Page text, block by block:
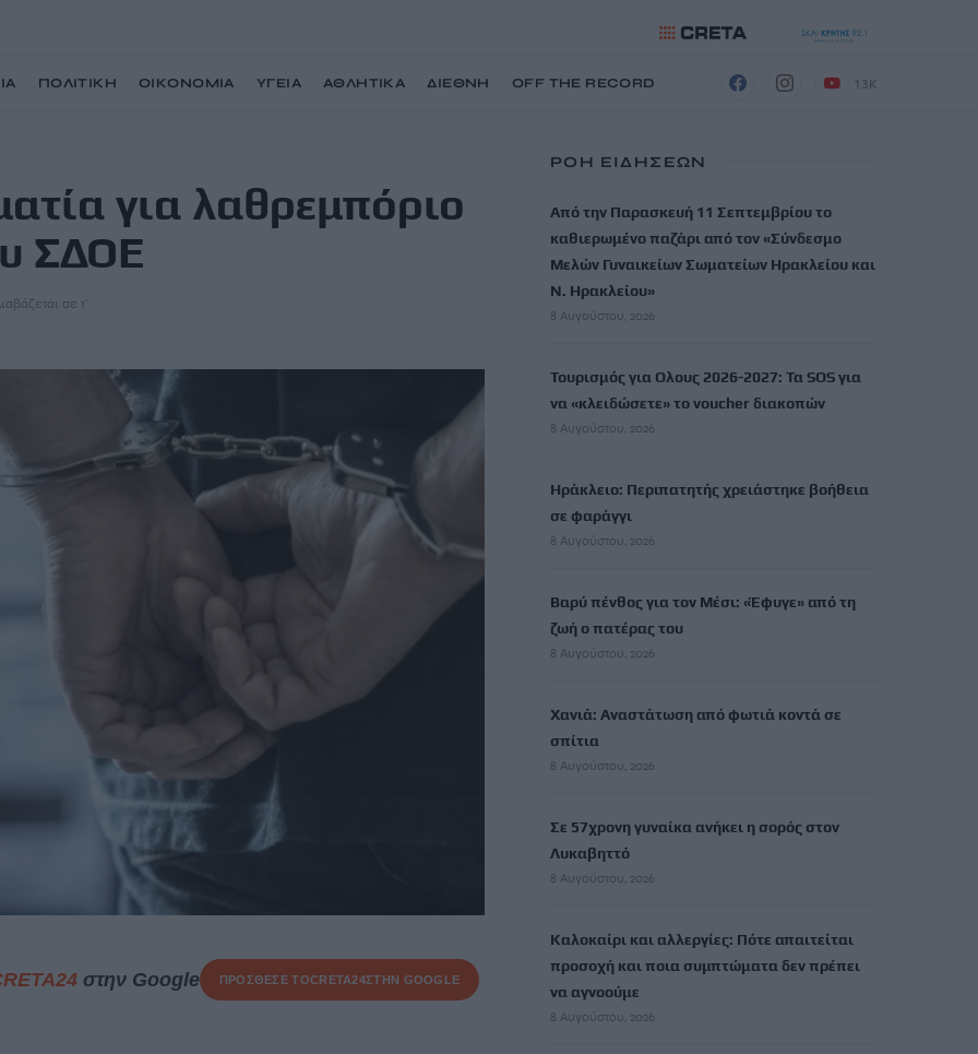
ΠΟΛΙΤΙΚΗ ΟΙΚΟΝΟΜΙΑ ΥΓΕΙΑ ΑΘΛΗΤΙΚΑ ΔΙΕΘΝΗ OFF THE RECORD 13K
από έφοδο του ΣΔΟΕ
για λαθρεμπόριο
ΣΔΟΕ
σε 1'
στην Google ΠΡΟΣΘΕΣΕ ΤΟCRETA24ΣΤΗΝ GOOGLE
ΡΟΗ ΕΙΔΗΣΕΩΝ
Από την Παρασκευή 11 Σεπτεμβρίου το
καθιερωμένο παζάρι από τον «Σύνδεσμο
Μελών Γυναικείων Σωματείων Ηρακλείου και
Ν. Ηρακλείου»
8 Αυγούστου, 2026
Τουρισμός για Ολους 2026-2027: Τα SOS για
να «κλειδώσετε» το voucher διακοπών
8 Αυγούστου, 2026
Ηράκλειο: Περιπατητής χρειάστηκε βοήθεια
σε φαράγγι
8 Αυγούστου, 2026
Βαρύ πένθος για τον Μέσι: «Έφυγε» από τη
ζωή ο πατέρας του
8 Αυγούστου, 2026
Χανιά: Αναστάτωση από φωτιά κοντά σε
σπίτια
8 Αυγούστου, 2026
Σε 57χρονη γυναίκα ανήκει η σορός στον
Λυκαβηττό
8 Αυγούστου, 2026
Καλοκαίρι και αλλεργίες: Πότε απαιτείται
προσοχή και ποια συμπτώματα δεν πρέπει
να αγνοούμε
8 Αυγούστου, 2026